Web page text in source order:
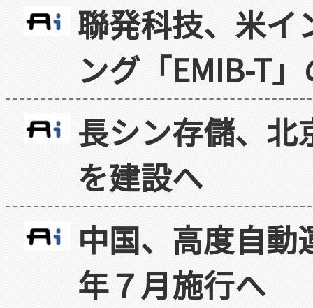
聯発科技、米イ
ング「EMIB-T
長シン存儲、北
を建設へ
中国、高度自
年７月施行へ